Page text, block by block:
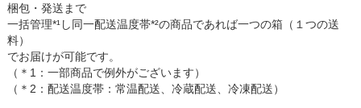
梱包・発送まで
一括管理*¹し同一配送温度帯*²の商品であれば一つの箱（１つの送
料）
でお届けが可能です。
（＊1：一部商品で例外がございます）
（＊2：配送温度帯：常温配送、冷蔵配送、冷凍配送）